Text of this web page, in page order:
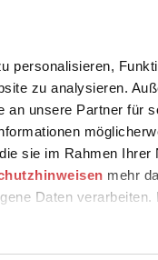
personalisieren,
zu analysieren.
unsere Partner für
sie im Rahmen Ihrer
mehr
Daten verarbeiten.